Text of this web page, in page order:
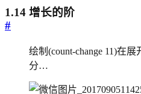
1.14 增长的阶
#
绘制(count-change 11)在
分…